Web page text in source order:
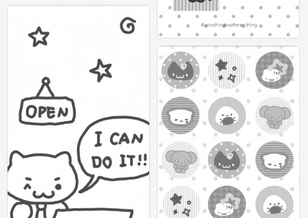
灰色系可爱壁纸 图源：有顶不正经 #插
画壁纸#